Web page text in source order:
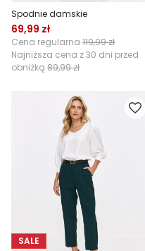
Spodnie damskie
69,99 zł
Cena regularna 119,99 zł
Najniższa cena z 30 dni przed
obniżką 89,99 zł
SALE